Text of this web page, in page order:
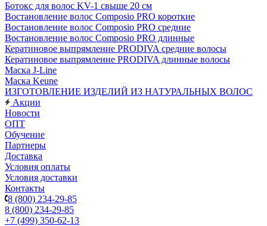
Ботокс для волос KV-1 свыше 20 см
Востановление волос Composio PRO короткие
Востановление волос Composio PRO средние
Востановление волос Composio PRO длинные
Кератиновое выпрямление PRODIVA средние волосы
Кератиновое выпрямление PRODIVA длинные волосы
Маска J-Line
Маска Keune
ИЗГОТОВЛЕНИЕ ИЗДЕЛИЙ ИЗ НАТУРАЛЬНЫХ ВОЛОС
Акции
Новости
ОПТ
Обучение
Партнеры
Доставка
Условия оплаты
Условия доставки
Контакты
8 (800) 234-29-85
8 (800) 234-29-85
+7 (499) 350-62-13